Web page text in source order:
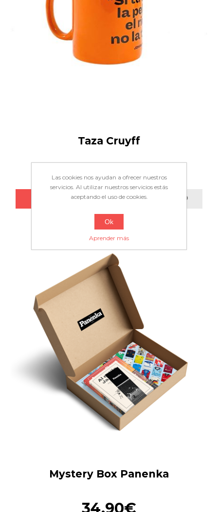
Taza Cruyff
9,90€
Mystery Box Panenka
Las cookies nos ayudan a ofrecer nuestros
servicios. Al utilizar nuestros servicios estás
aceptando el uso de cookies.
Ok
Aprender más